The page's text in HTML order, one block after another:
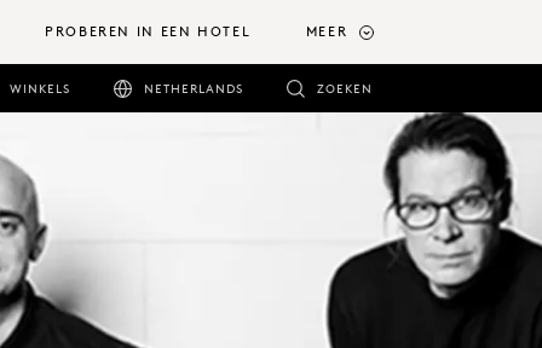
PROBEREN IN EEN HOTEL MEER
WINKELS NETHERLANDS ZOEKEN